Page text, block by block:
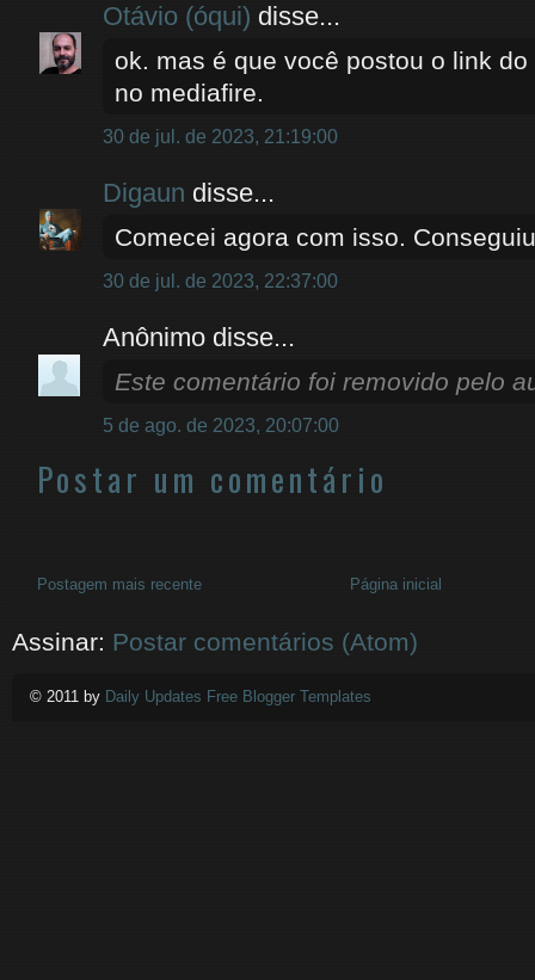
Otávio (óqui) disse...
ok. mas é que você postou o link
no mediafire.
30 de jul. de 2023, 21:19:00
Digaun disse...
Comecei agora com isso.
30 de jul. de 2023, 22:37:00
Anônimo disse...
Este comentário foi removido pelo
5 de ago. de 2023, 20:07:00
Postar um comentário
Postagem mais recente Página inicial
Assinar: Postar comentários (Atom)
© 2011 by Daily Updates Free Blogger Templates